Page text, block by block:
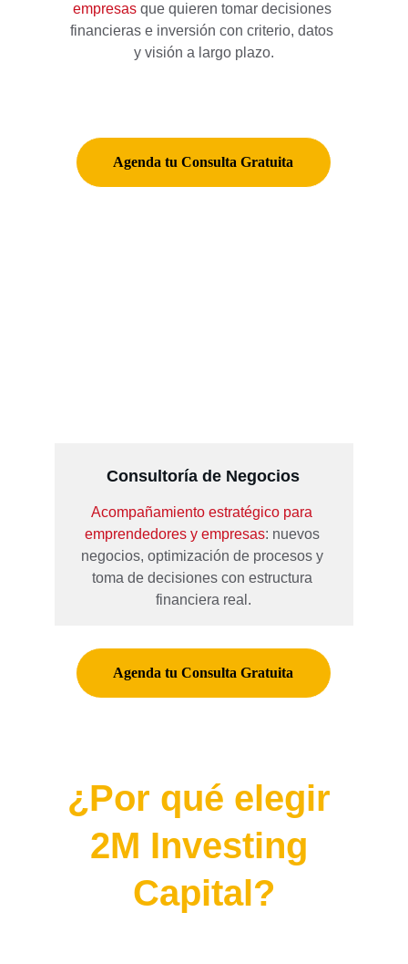
empresas que quieren tomar decisiones
financieras e inversión con criterio, datos
y visión a largo plazo.
Agenda tu Consulta Gratuita
Consultoría de Negocios
Acompañamiento estratégico para
emprendedores y empresas: nuevos
negocios, optimización de procesos y
toma de decisiones con estructura
financiera real.
Agenda tu Consulta Gratuita
¿Por qué elegir
2M Investing
Capital?